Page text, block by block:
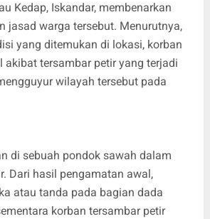
Kedap, Iskandar, membenarkan
jasad warga tersebut. Menurutnya,
yang ditemukan di lokasi, korban
akibat tersambar petir yang terjadi
wilayah tersebut pada
di sebuah pondok sawah dalam
Dari hasil pengamatan awal,
atau tanda pada bagian dada
korban tersambar petir